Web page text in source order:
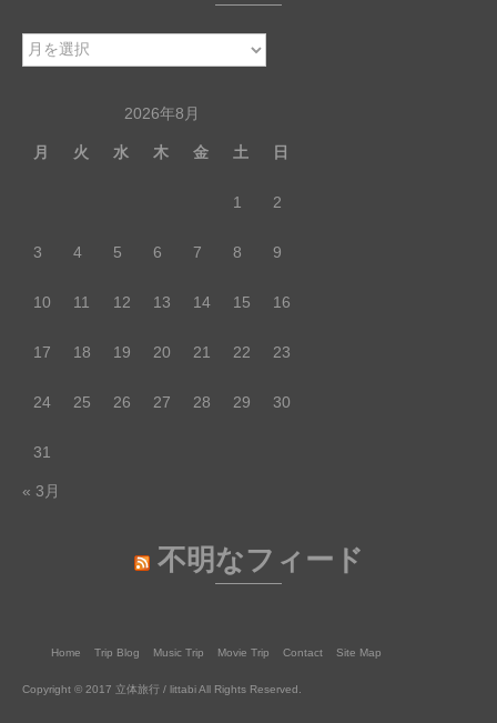
ア
ブ
2026年8月
月 火 水 木 金 土 日
1 2
3 4 5 6 7 8 9
10 11 12 13 14 15 16
17 18 19 20 21 22 23
24 25 26 27 28 29 30
31
« 3月
不明なフィード
Home Trip Blog Music Trip Movie Trip Contact Site Map
Copyright © 2017 立体旅行 / littabi All Rights Reserved.